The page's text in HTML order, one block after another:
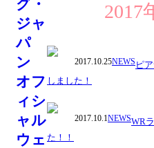
2017
2017.10.25NEWS ピ
しました！
2017.10.1NEWSWR
た！！